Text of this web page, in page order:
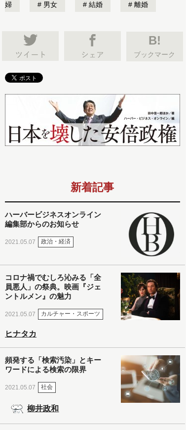
婦 男女 結婚 離婚
B!
ブックマーク
新着記事
ハーバービジネスオンライン
編集部からのお知らせ
2021.05.07 政治・経済
コロナ禍でむしろ沁みる「全
員悪人」の祭典。映画『ジェ
ントルメン』の魅力
2021.05.07 カルチャー・スポーツ
ヒナタカ
頻発する「検索汚染」とキー
ワードによる検索の限界
2021.05.07 社会
柳井政和